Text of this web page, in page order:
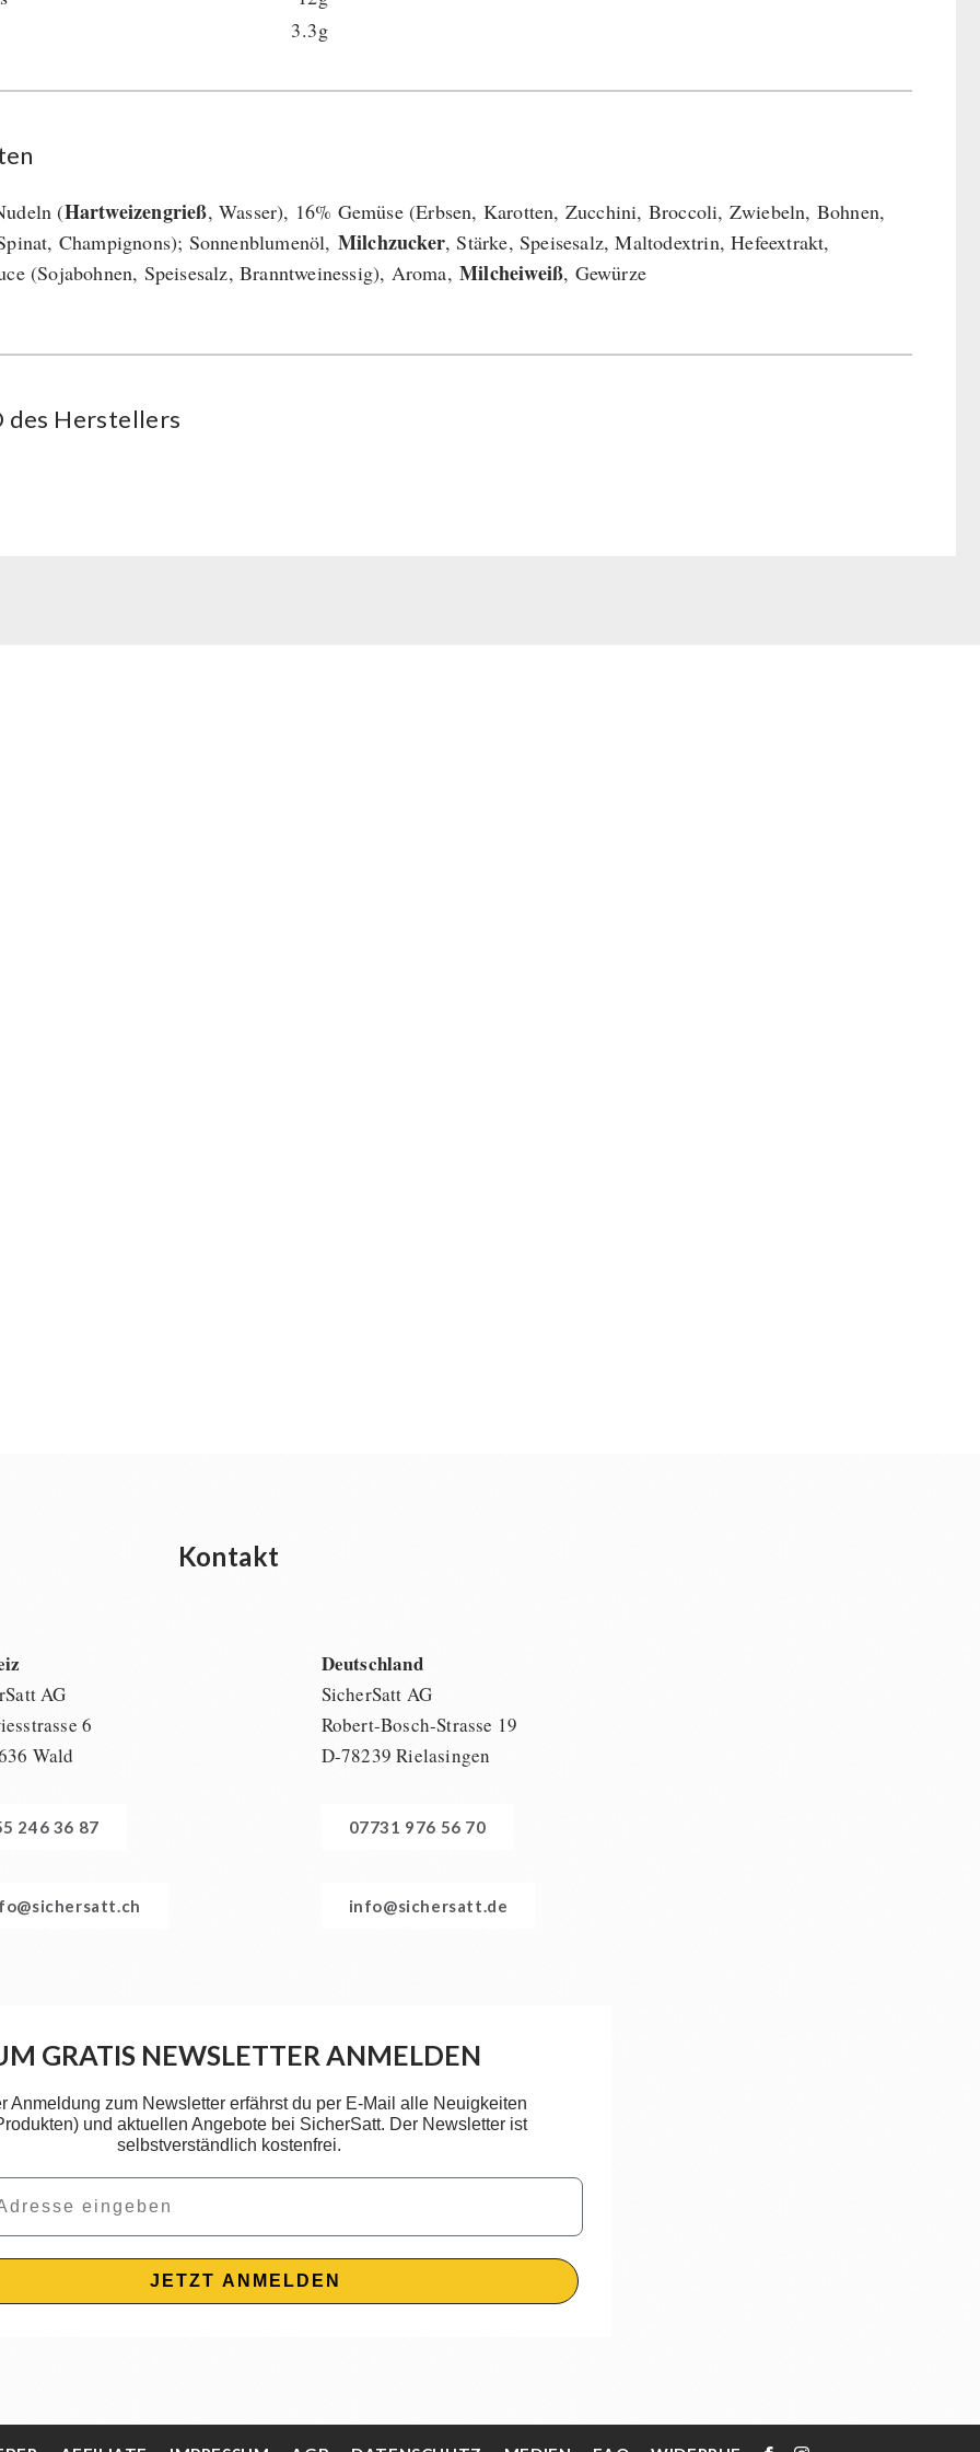
3.3g
(Hartweizengrieß, Wasser), 16% Gemüse (Erbsen, Karotten, Zucchini, Broccoli, Zwiebeln, Bohnen,
Champignons); Sonnenblumenöl, Milchzucker, Stärke, Speisesalz, Maltodextrin, Hefeextrakt,
(Sojabohnen, Speisesalz, Branntweinessig), Aroma,Milcheiweiß, Gewürze
des Her­stel­lers
Kontakt
AG
6
Wald
246 36 87
Deutschland
SicherSatt AG
Robert-Bosch-Strasse 19
D-78239 Rielasingen
07731 976 56 70
info@sichersatt.de
GRATIS NEWSLETTER ANMELDEN
Anmeldung zum Newsletter erfährst du per E-Mail alle Neuigkeiten
und aktuellen Angebote bei SicherSatt. Der Newsletter ist
selbstverständlich kostenfrei.
JETZT ANMELDEN